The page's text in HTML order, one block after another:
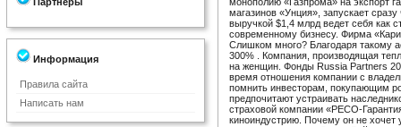
Информация
Правила сайта
Написать нам
магазинов «Унция», запускает
выручкой $1,4 млрд ведет себя как
современному бизнесу. Фирма
Слишком много? Благодаря такому
300% . Компания, производящая
на женщин. Фонды Russia Partners 20
время отношения компании с
помнить инвесторам, покупающим
предпочитают устраивать
страховой компании «РЕСО-
киноиндустрию. Почему он не хочет